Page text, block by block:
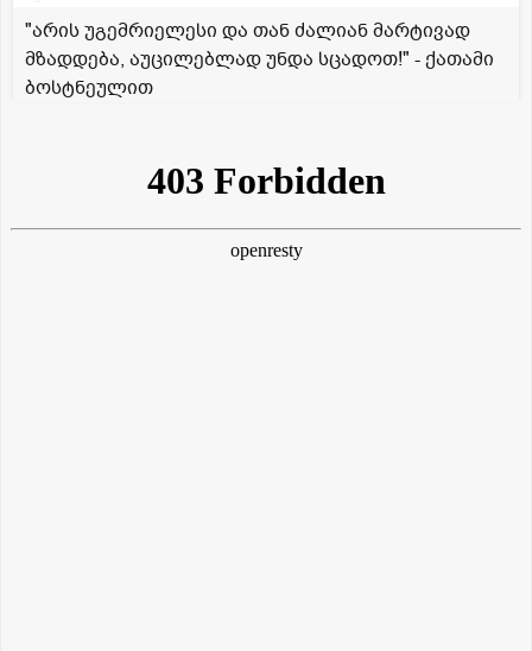
"არის უგემრიელესი და თან ძალიან მარტივად
მზადდება, აუცილებლად უნდა სცადოთ!" - ქათამი
ბოსტნეულით